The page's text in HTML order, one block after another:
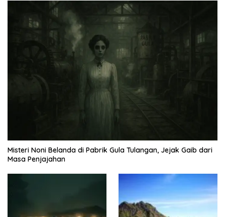
Misteri Noni Belanda di Pabrik Gula Tulangan, Jejak Gaib dari
Masa Penjajahan